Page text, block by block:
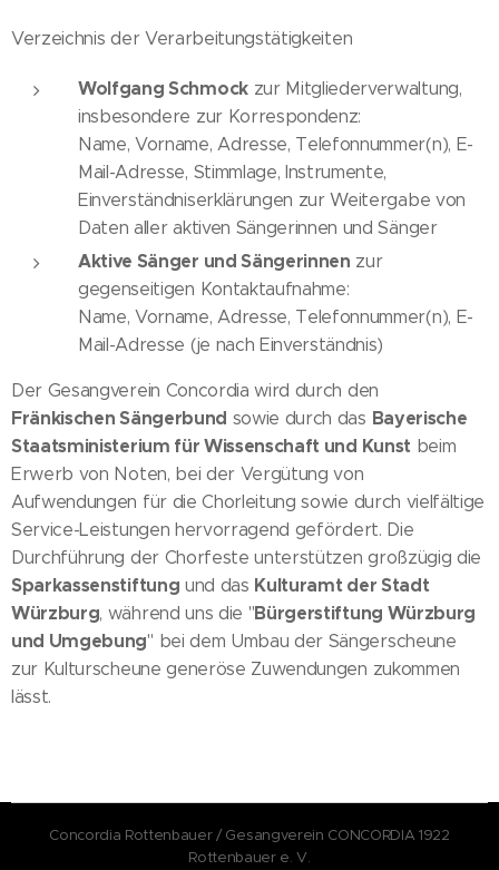
Verzeichnis der Verarbeitungstätigkeiten
Wolfgang Schmockzur Mitgliederverwaltung,
insbesondere zur Korrespondenz:
Name, Vorname, Adresse, Telefonnummer(n), E-
Mail-Adresse, Stimmlage, Instrumente,
Einverständniserklärungen zur Weitergabe von
Daten aller aktiven Sängerinnen und Sänger
Aktive Sänger und Sängerinnen zur
gegenseitigen Kontaktaufnahme:
Name, Vorname, Adresse, Telefonnummer(n), E-
Mail-Adresse (je nach Einverständnis)
Der Gesangverein Concordia wird durch den
Fränkischen Sängerbund sowie durch das Bayerische
Staatsministerium für Wissenschaft und Kunst beim
Erwerb von Noten, bei der Vergütung von
Aufwendungen für die Chorleitung sowie durch vielfältige
Service-Leistungen hervorragend gefördert. Die
Durchführung der Chorfeste unterstützen großzügig die
Sparkassenstiftung und das Kulturamt der Stadt
Würzburg, während uns die "Bürgerstiftung Würzburg
und Umgebung" bei dem Umbau der Sängerscheune
zur Kulturscheune generöse Zuwendungen zukommen
lässt.
Concordia Rottenbauer / Gesangverein CONCORDIA 1922
Rottenbauer e. V.